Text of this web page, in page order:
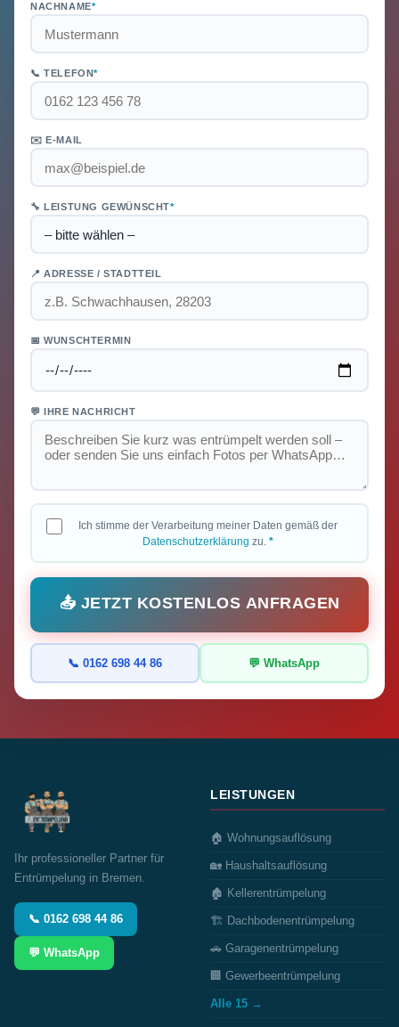
NACHNAME*
📞 TELEFON*
✉️ E-MAIL
🔧 LEISTUNG GEWÜNSCHT*
📍 ADRESSE / STADTTEIL
📅 WUNSCHTERMIN
💬 IHRE NACHRICHT
Ich stimme der Verarbeitung meiner Daten gemäß der
Datenschutzerklärung zu. *
📤 JETZT KOSTENLOS ANFRAGEN
📞 0162 698 44 86 💬 WhatsApp
Ihr professioneller Partner für
Entrümpelung in Bremen.
📞 0162 698 44 86
💬 WhatsApp
LEISTUNGEN
🏠 Wohnungsauflösung
🏡 Haushaltsauflösung
🏚️ Kellerentrümpelung
🏗️ Dachbodenentrümpelung
🚗 Garagenentrümpelung
🏢 Gewerbeentrümpelung
Alle 15 →